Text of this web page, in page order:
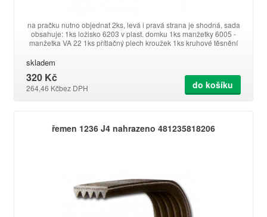
na pračku nutno objednat 2ks, levá i pravá strana je shodná, sada
obsahuje: 1ks ložisko 6203 v plast. domku 1ks manžetky 6005 -
manžetka VA 22 1ks přítlačný plech kroužek 1ks kruhové těsnění
skladem
320 Kč
264,46 Kčbez DPH do košíku
řemen 1236 J4 nahrazeno 481235818206